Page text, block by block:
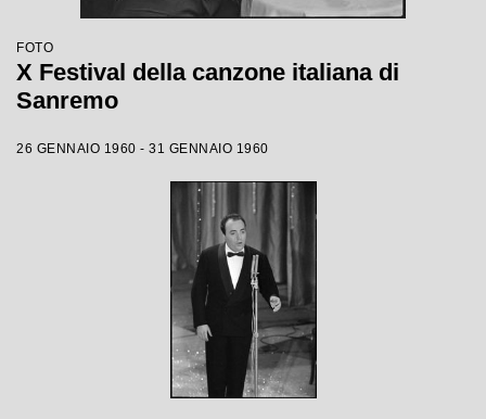
FOTO
X Festival della canzone italiana di
Sanremo
26 GENNAIO 1960 - 31 GENNAIO 1960